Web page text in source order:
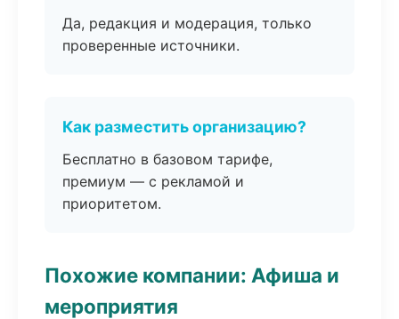
Да, редакция и модерация, только
проверенные источники.
Как разместить организацию?
Бесплатно в базовом тарифе,
премиум — с рекламой и
приоритетом.
Похожие компании: Афиша и
мероприятия